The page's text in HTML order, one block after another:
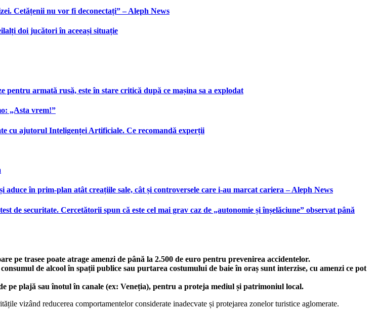
Cetățenii nu vor fi deconectați” – Aleph News
doi jucători în aceeași situație
armată rusă, este în stare critică după ce mașina sa a explodat
„Asta vrem!”
cu ajutorul Inteligenței Artificiale. Ce recomandă experții
în prim-plan atât creațiile sale, cât și controversele care i-au marcat cariera – Aleph News
securitate. Cercetătorii spun că este cel mai grav caz de „autonomie și înșelăciune” observat până
trasee poate atrage amenzi de până la 2.500 de euro pentru prevenirea accidentelor.
de alcool în spații publice sau purtarea costumului de baie în oraș sunt interzise, cu amenzi ce pot
pe plajă sau înotul în canale (ex: Veneția), pentru a proteja mediul și patrimoniul local.
vizând reducerea comportamentelor considerate inadecvate și protejarea zonelor turistice aglomerate.